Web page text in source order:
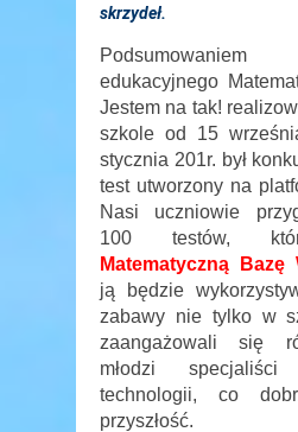
skrzydeł.
edukacyjnego
Jestem na tak!
szkole od 15
stycznia 201r. był
test utworzony na
Nasi uczniowie
100 testów,
Matematyczną Bazę
ją będzie
zabawy nie tylko w
zaangażowali się
młodzi
technologii, co
przyszłość.